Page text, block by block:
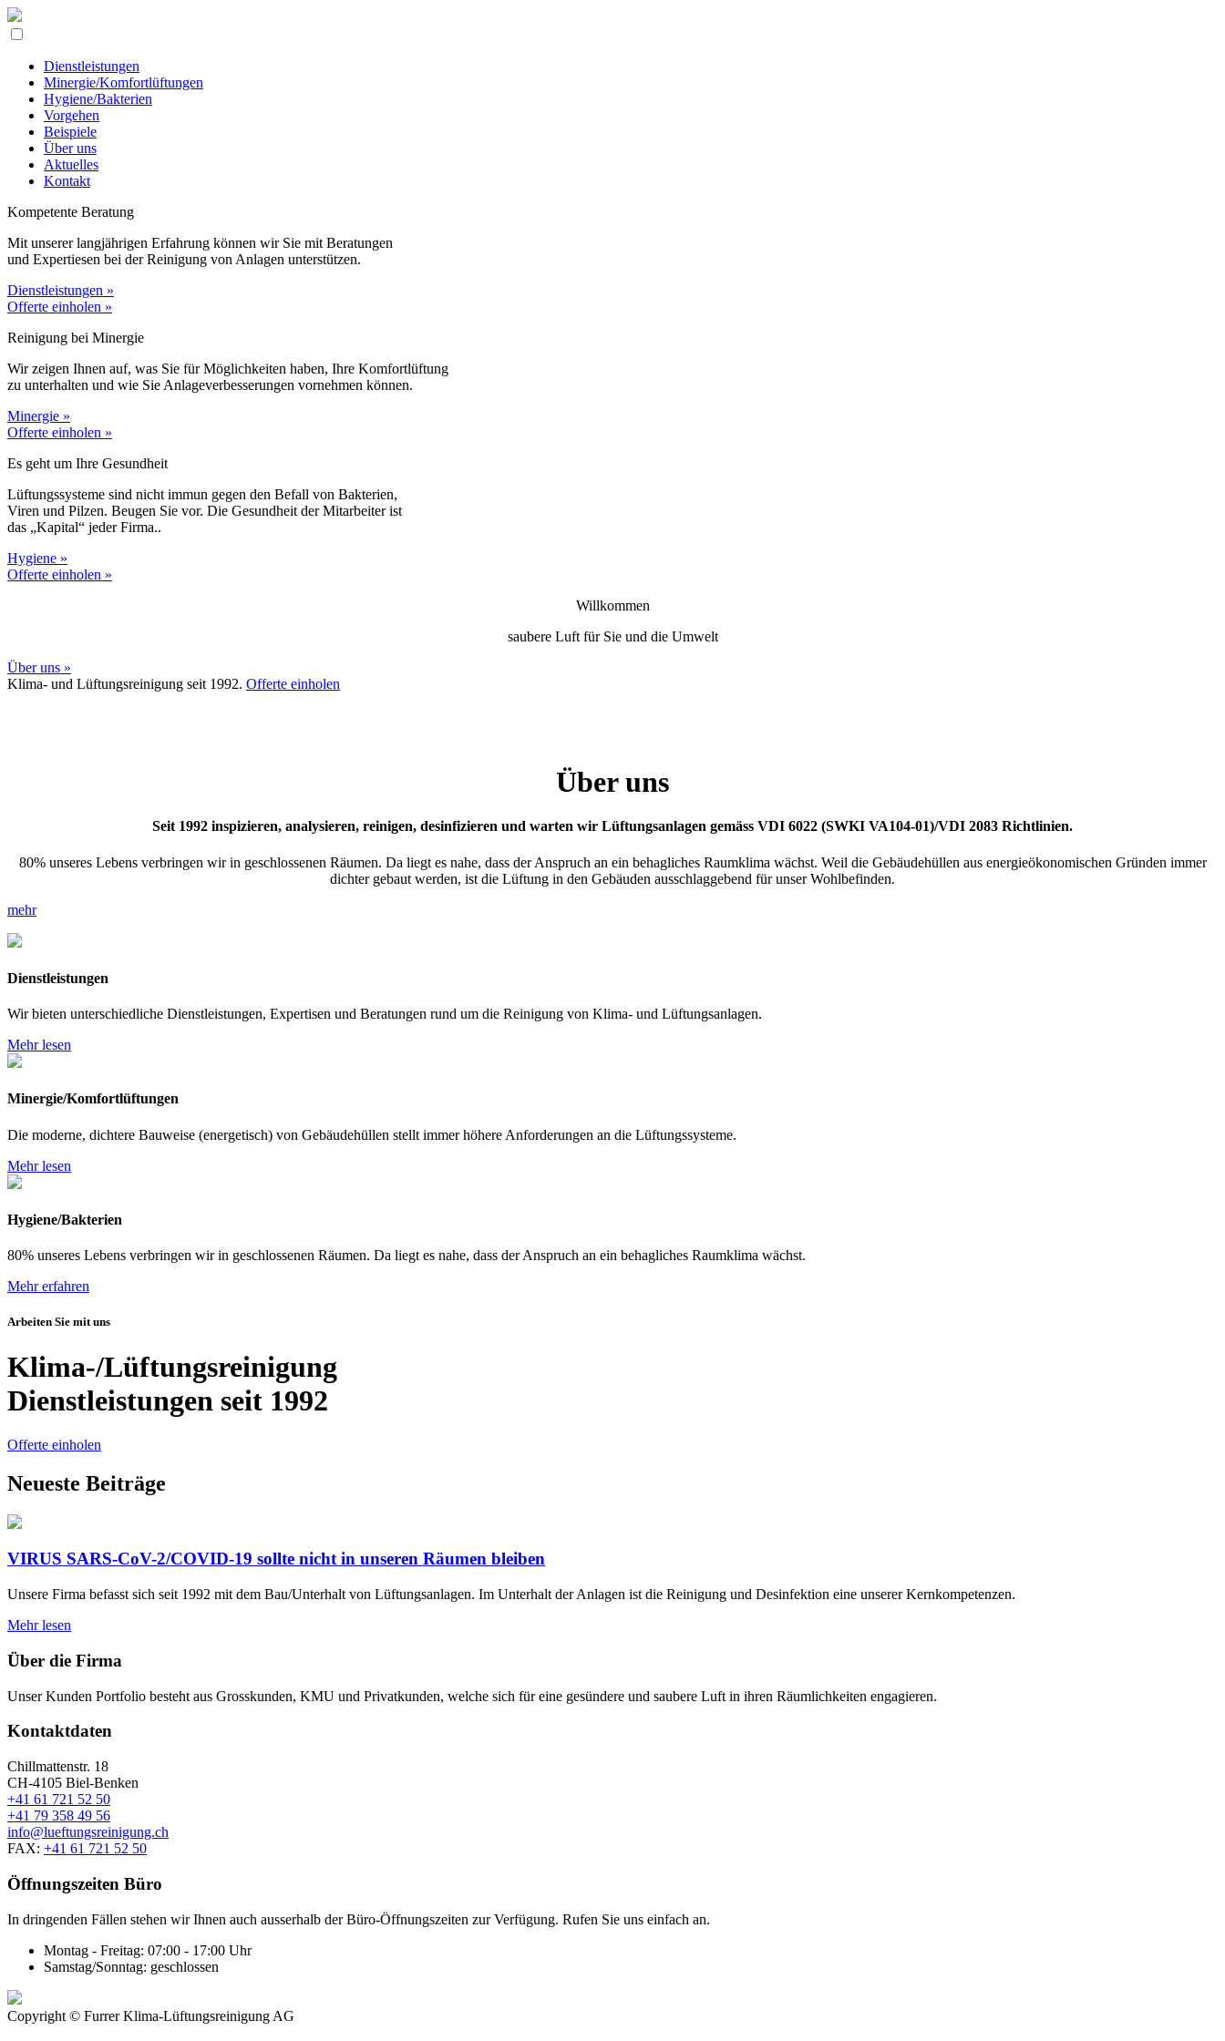
Dienstleistungen
Minergie/Komfortlüftungen
Hygiene/Bakterien
Vorgehen
Beispiele
Über uns
Aktuelles
Kontakt
Kompetente Beratung
Mit unserer langjährigen Erfahrung können wir Sie mit Beratungen
und Expertiesen bei der Reinigung von Anlagen unterstützen.
Dienstleistungen »
Offerte einholen »
Reinigung bei Minergie
Wir zeigen Ihnen auf, was Sie für Möglichkeiten haben, Ihre Komfortlüftung
zu unterhalten und wie Sie Anlageverbesserungen vornehmen können.
Minergie »
Offerte einholen »
Es geht um Ihre Gesundheit
Lüftungssysteme sind nicht immun gegen den Befall von Bakterien,
Viren und Pilzen. Beugen Sie vor. Die Gesundheit der Mitarbeiter ist
das „Kapital“ jeder Firma..
Hygiene »
Offerte einholen »
Willkommen
saubere Luft für Sie und die Umwelt
Über uns »
Klima- und Lüftungsreinigung seit 1992. Offerte einholen
Über uns
Seit 1992 inspizieren, analysieren, reinigen, desinfizieren und warten wir Lüftungsanlagen gemäss VDI 6022 (SWKI VA104-01)/VDI 2083 Richtlinien.
80% unseres Lebens verbringen wir in geschlossenen Räumen. Da liegt es nahe, dass der Anspruch an ein behagliches Raumklima wächst. Weil die Gebäudehüllen aus energieökonomischen Gründen immer
dichter gebaut werden, ist die Lüftung in den Gebäuden ausschlaggebend für unser Wohlbefinden.
mehr
Dienstleistungen
Wir bieten unterschiedliche Dienstleistungen, Expertisen und Beratungen rund um die Reinigung von Klima- und Lüftungsanlagen.
Mehr lesen
Minergie/Komfortlüftungen
Die moderne, dichtere Bauweise (energetisch) von Gebäudehüllen stellt immer höhere Anforderungen an die Lüftungssysteme.
Mehr lesen
Hygiene/Bakterien
80% unseres Lebens verbringen wir in geschlossenen Räumen. Da liegt es nahe, dass der Anspruch an ein behagliches Raumklima wächst.
Mehr erfahren
Arbeiten Sie mit uns
Klima-/Lüftungsreinigung
Dienstleistungen seit 1992
Offerte einholen
Neueste Beiträge
VIRUS SARS-CoV-2/COVID-19 sollte nicht in unseren Räumen bleiben
Unsere Firma befasst sich seit 1992 mit dem Bau/Unterhalt von Lüftungsanlagen. Im Unterhalt der Anlagen ist die Reinigung und Desinfektion eine unserer Kernkompetenzen.
Mehr lesen
Über die Firma
Unser Kunden Portfolio besteht aus Grosskunden, KMU und Privatkunden, welche sich für eine gesündere und saubere Luft in ihren Räumlichkeiten engagieren.
Kontaktdaten
Chillmattenstr. 18
CH-4105 Biel-Benken
+41 61 721 52 50
+41 79 358 49 56
info@lueftungsreinigung.ch
FAX: +41 61 721 52 50
Öffnungszeiten Büro
In dringenden Fällen stehen wir Ihnen auch ausserhalb der Büro-Öffnungszeiten zur Verfügung. Rufen Sie uns einfach an.
Montag - Freitag: 07:00 - 17:00 Uhr
Samstag/Sonntag: geschlossen
Copyright © Furrer Klima-Lüftungsreinigung AG